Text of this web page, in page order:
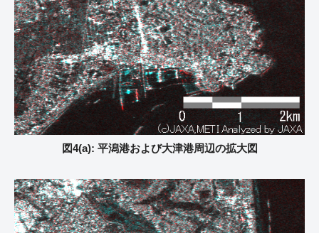
図4(a): 平潟港および大津港周辺の拡大図